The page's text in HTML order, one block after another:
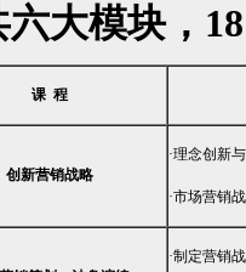
六大模块，
课 程
创新营销战略
·理念创新
·市场营销
·制定营销